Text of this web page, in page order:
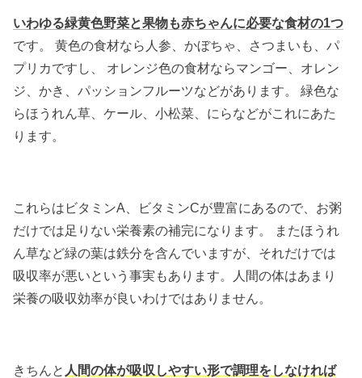
いわゆる緑黄色野菜と果物も赤ちゃんに必要な食材の1つ
です。 黄色の食材なら人参、かぼちゃ、さつまいも、パ
プリカですし、 オレンジ色の食材ならマンゴー、オレン
ジ、かき、パッションフルーツなどがあります。 緑色な
らほうれん草、ケール、小松菜、にらなどがこれにあた
ります。
これらはビタミンA、ビタミンCが豊富にあるので、お粥
だけでは足りない栄養素の補完になります。 またほうれ
ん草など緑の葉は鉄分を含んでいますが、それだけでは
吸収率が悪いという事実もあります。人間の体はあまり
栄養の吸収効率が良いわけではありません。
きちんと 人間の体が吸収しやすい形で調理をしなければ